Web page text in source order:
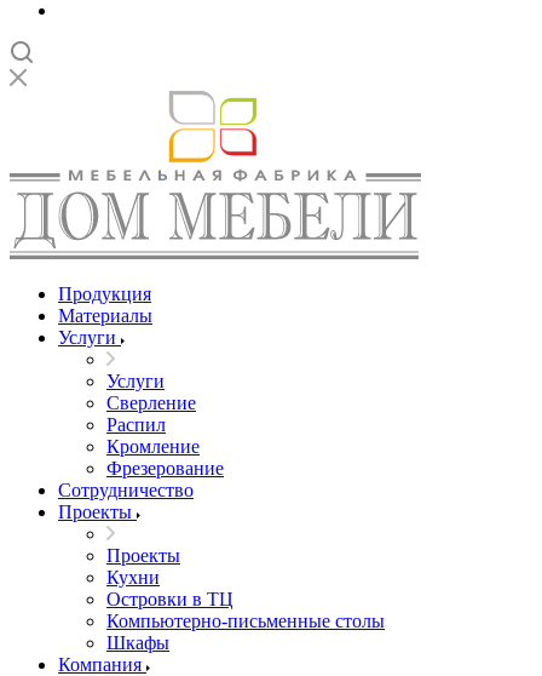
Продукция
Материалы
Услуги
Услуги
Сверление
Распил
Кромление
Фрезерование
Сотрудничество
Проекты
Проекты
Кухни
Островки в ТЦ
Компьютерно-письменные столы
Шкафы
Компания